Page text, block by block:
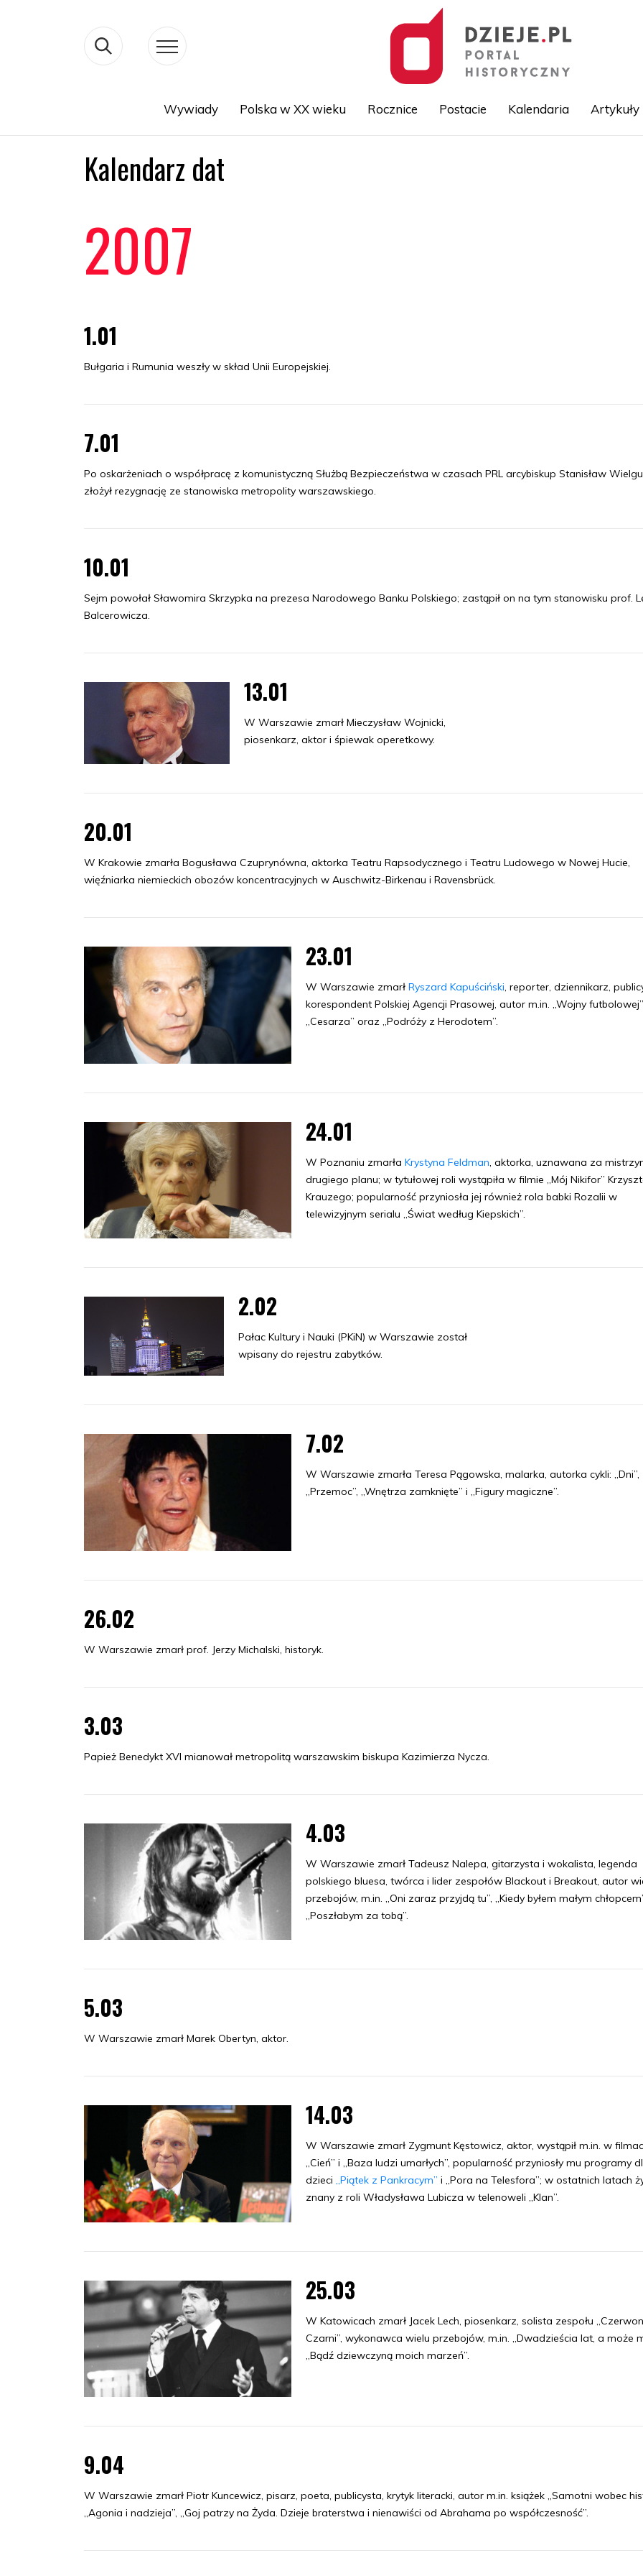
Wywiady Polska w XX wieku Rocznice Postacie Kalendaria Artykuły
Kalendarz dat
2007
1.01
Bułgaria i Rumunia weszły w skład Unii Europejskiej.
7.01
Po oskarżeniach o współpracę z komunistyczną Służbą Bezpieczeństwa w czasach PRL arcybiskup Stanisław
złożył rezygnację ze stanowiska metropolity warszawskiego.
10.01
Sejm powołał Sławomira Skrzypka na prezesa Narodowego Banku Polskiego; zastąpił on na tym stanowisku prof.
Balcerowicza.
13.01
W Warszawie zmarł Mieczysław Wojnicki,
piosenkarz, aktor i śpiewak operetkowy.
20.01
W Krakowie zmarła Bogusława Czuprynówna, aktorka Teatru Rapsodycznego i Teatru Ludowego w Nowej Hucie,
więźniarka niemieckich obozów koncentracyjnych w Auschwitz-Birkenau i Ravensbrück.
23.01
W Warszawie zmarł Ryszard Kapuściński, reporter, dziennikarz,
korespondent Polskiej Agencji Prasowej, autor m.in. „Wojny
„Cesarza” oraz „Podróży z Herodotem”.
24.01
W Poznaniu zmarła Krystyna Feldman, aktorka, uznawana za
drugiego planu; w tytułowej roli wystąpiła w filmie „Mój Nikifor”
Krauzego; popularność przyniosła jej również rola babki Rozalii w
telewizyjnym serialu „Świat według Kiepskich”.
2.02
Pałac Kultury i Nauki (PKiN) w Warszawie został
wpisany do rejestru zabytków.
7.02
W Warszawie zmarła Teresa Pągowska, malarka, autorka cykli: „Dni”,
„Przemoc”, „Wnętrza zamknięte” i „Figury magiczne”.
26.02
W Warszawie zmarł prof. Jerzy Michalski, historyk.
3.03
Papież Benedykt XVI mianował metropolitą warszawskim biskupa Kazimierza Nycza.
4.03
W Warszawie zmarł Tadeusz Nalepa, gitarzysta i wokalista, legenda
polskiego bluesa, twórca i lider zespołów Blackout i Breakout, autor
przebojów, m.in. „Oni zaraz przyjdą tu”, „Kiedy byłem małym
„Poszłabym za tobą”.
5.03
W Warszawie zmarł Marek Obertyn, aktor.
14.03
W Warszawie zmarł Zygmunt Kęstowicz, aktor, wystąpił m.in. w
„Cień” i „Baza ludzi umarłych”, popularność przyniosły mu programy
dzieci „Piątek z Pankracym” i „Pora na Telesfora”; w ostatnich latach
znany z roli Władysława Lubicza w telenoweli „Klan”.
25.03
W Katowicach zmarł Jacek Lech, piosenkarz, solista zespołu
Czarni”, wykonawca wielu przebojów, m.in. „Dwadzieścia lat, a może
„Bądź dziewczyną moich marzeń”.
9.04
W Warszawie zmarł Piotr Kuncewicz, pisarz, poeta, publicysta, krytyk literacki, autor m.in. książek „Samotni wobec
„Agonia i nadzieja”, „Goj patrzy na Żyda. Dzieje braterstwa i nienawiści od Abrahama po współczesność”.